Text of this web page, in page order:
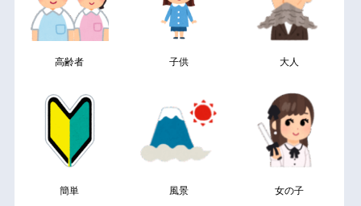
高齢者 子供 大人
簡単 風景 女の子